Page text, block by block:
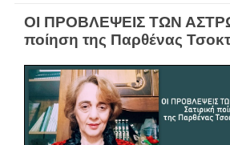
ΟΙ ΠΡΟΒΛΕΨΕΙΣ ΤΩΝ
ποίηση της Παρθένας